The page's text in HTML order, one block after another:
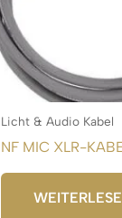
Licht & Audio Kabel
NF MIC XLR-